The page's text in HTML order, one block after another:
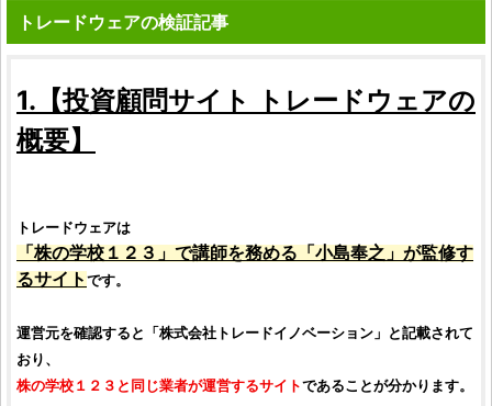
トレードウェアの検証記事
1.【投資顧問サイト トレードウェアの
概要】
トレードウェアは
「株の学校１２３ 」で講師を務める「小島奉之 」が監修す
るサイトです。
運営元を確認すると「株式会社トレードイノベーション 」と記載されて
おり、
株の学校１２３ と同じ業者が運営するサイトであることが分かります。